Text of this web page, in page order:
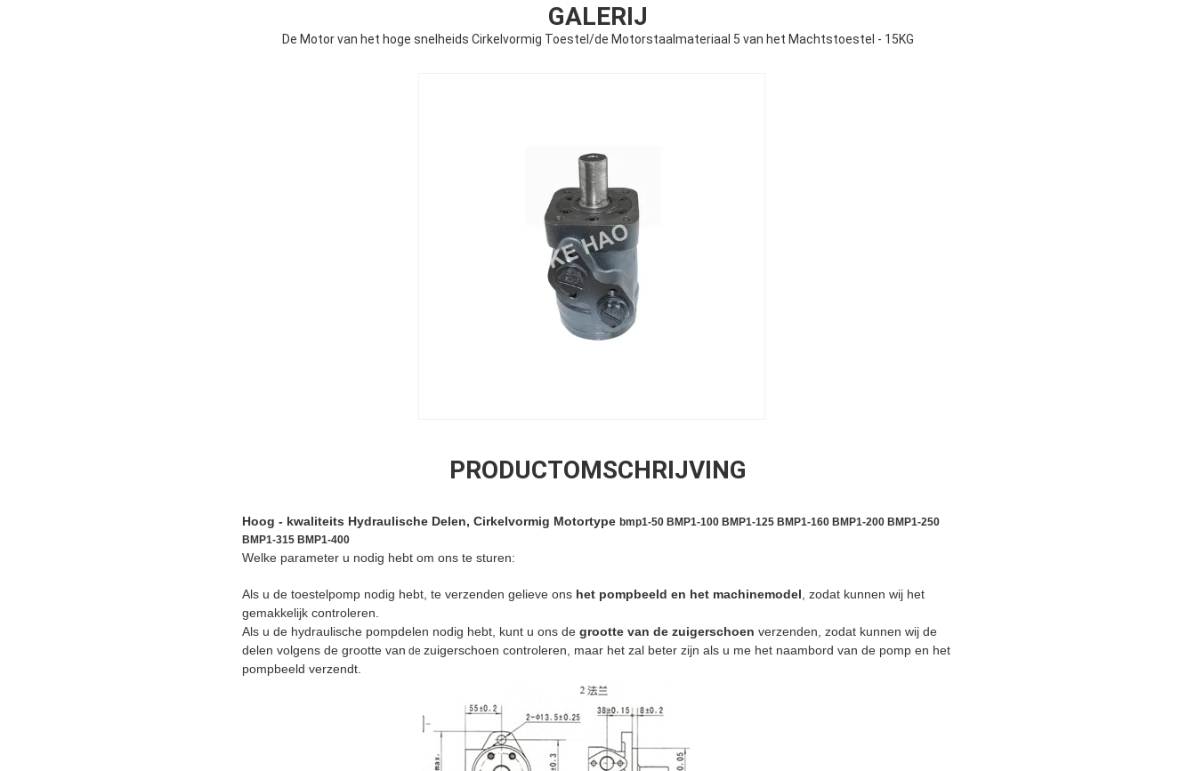
GALERIJ
De Motor van het hoge snelheids Cirkelvormig Toestel/de Motorstaalmateriaal 5 van het Machtstoestel - 15KG
PRODUCTOMSCHRIJVING
Hoog - kwaliteits Hydraulische Delen, Cirkelvormig Motortype bmp1-50 BMP1-100 BMP1-125 BMP1-160 BMP1-200 BMP1-250
BMP1-315 BMP1-400
Welke parameter u nodig hebt om ons te sturen:
Als u de toestelpomp nodig hebt, te verzenden gelieve ons het pompbeeld en het machinemodel , zodat kunnen wij het
gemakkelijk controleren.
Als u de hydraulische pompdelen nodig hebt, kunt u ons de grootte van de zuigerschoen verzenden, zodat kunnen wij de
delen volgens de grootte van de zuigerschoen controleren, maar het zal beter zijn als u me het naambord van de pomp en het
pompbeeld verzendt.